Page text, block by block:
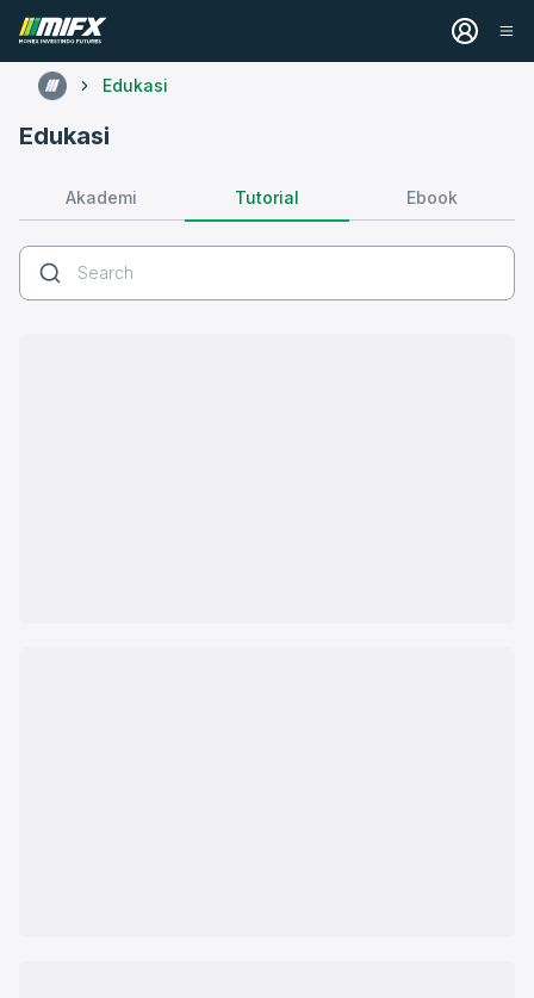
Edukasi
Edukasi
Akademi Tutorial Ebook